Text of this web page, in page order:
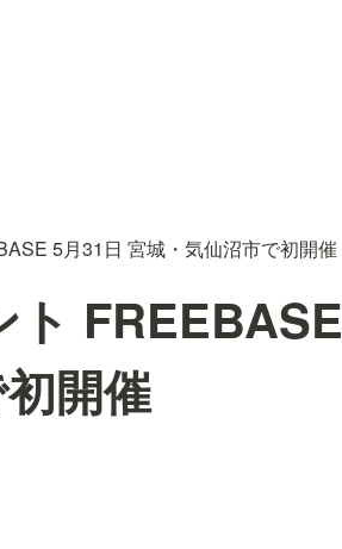
5月31日 宮城・気仙沼市で初開催
ト FREEBASE
開催